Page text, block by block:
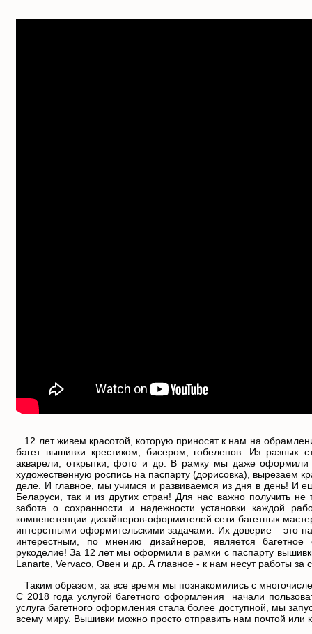
12 лет живем красотой, которую приносят к нам на
багет вышивки крестиком, бисером, гобеленов. Из разных
акварели, открытки, фото и др. В рамку мы даже оформили
художественную роспись на паспарту (дорисовка), вырезаем
деле. И главное, мы учимся и развиваемся из дня в день! И
Беларуси, так и из других стран! Для нас важно получить не
забота о сохранности и надежности установки каждой
компепетенции дизайнеров-оформителей сети багетных
интерстными оформительскими задачами. Их доверие – это
интерестным, по мнению дизайнеров, является
рукоделие! За 12 лет мы оформили в рамки с паспарту
Lanarte, Vervaco, Овен и др. А главное - к нам несут работы
Таким образом, за все время мы познакомились с
С 2018 года услугой багетного оформления начали
услуга багетного оформления стала более доступной, мы
всему миру. Вышивки можно просто отправить нам почтой или